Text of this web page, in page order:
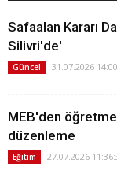
Safaalan Kararı
Silivri'de'
Güncel 31.07.2026
MEB'den
düzenleme
Eğitim 27.07.2026